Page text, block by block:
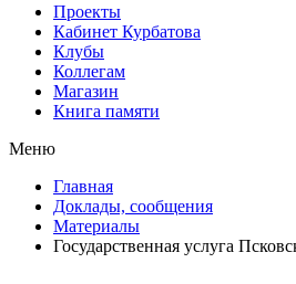
Проекты
Кабинет Курбатова
Клубы
Коллегам
Магазин
Книга памяти
Меню
Главная
Доклады, сообщения
Материалы
Государственная услуга